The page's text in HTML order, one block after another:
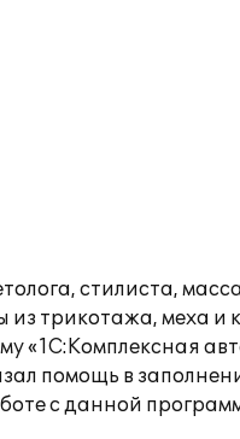
стилиста,
трикотажа, меха и
«1С:Комплексная
помощь в
с данной